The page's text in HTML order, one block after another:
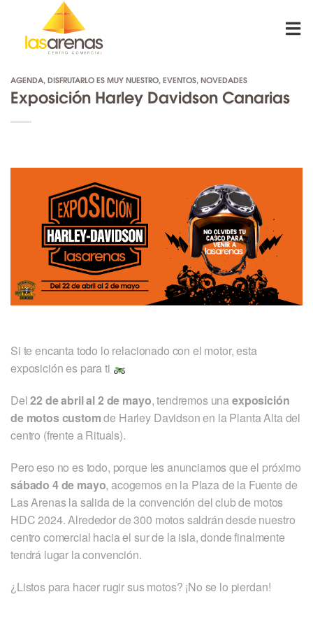
content
AGENDA, DISFRUTARLO ES MUY NUESTRO, EVENTOS, NOVEDADES
Exposición Harley Davidson Canarias
Si te encanta todo lo relacionado con el motor, esta
exposición es para ti
Del22 de abril al 2 de mayo, tendremos unaexposición
de motos customde Harley Davidson en la Planta Alta del
centro (frente a Rituals).
Pero eso no es todo, porque les anunciamos que el próximo
sábado 4 de mayo, acogemos en la Plaza de la Fuente de
Las Arenas la salida de la convención del club de motos
HDC 2024. Alrededor de 300 motos saldrán desde nuestro
centro comercial hacia el sur de la isla, donde finalmente
tendrá lugar la convención.
¿Listos para hacer rugir sus motos? ¡No se lo pierdan!